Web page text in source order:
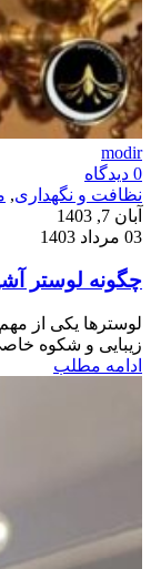
modir
0 دیدگاه
نظافت و نگهداری,
آبان 7, 1403
03 مرداد 1403
چگونه لوستر
لوسترها یکی از
زیبایی و شکوه
ادامه مطلب